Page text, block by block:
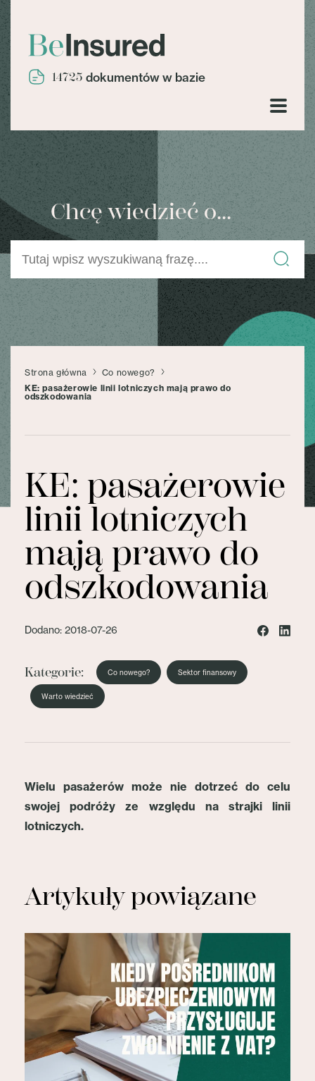
14725 dokumentów w bazie
Chcę wiedzieć o...
Strona główna
Co nowego?
KE: pasażerowie linii lotniczych mają prawo do
odszkodowania
KE: pasażerowie
linii lotniczych
mają prawo do
odszkodowania
Dodano: 2018-07-26
Kategorie: Co nowego? Sektor finansowy
Warto wiedzieć
Wielu pasażerów może nie dotrzeć do celu
swojej podróży ze względu na strajki linii
lotniczych.
Artykuły powiązane